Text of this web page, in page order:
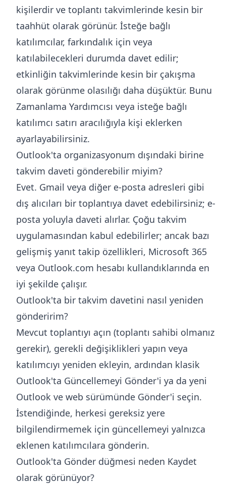
kişilerdir ve toplantı takvimlerinde kesin bir
taahhüt olarak görünür. İsteğe bağlı
katılımcılar, farkındalık için veya
katılabilecekleri durumda davet edilir;
etkinliğin takvimlerinde kesin bir çakışma
olarak görünme olasılığı daha düşüktür. Bunu
Zamanlama Yardımcısı veya isteğe bağlı
katılımcı satırı aracılığıyla kişi eklerken
ayarlayabilirsiniz.
Outlook'ta organizasyonum dışındaki birine
takvim daveti gönderebilir miyim?
Evet. Gmail veya diğer e-posta adresleri gibi
dış alıcıları bir toplantıya davet edebilirsiniz; e-
posta yoluyla daveti alırlar. Çoğu takvim
uygulamasından kabul edebilirler; ancak bazı
gelişmiş yanıt takip özellikleri, Microsoft 365
veya Outlook.com hesabı kullandıklarında en
iyi şekilde çalışır.
Outlook'ta bir takvim davetini nasıl yeniden
gönderirim?
Mevcut toplantıyı açın (toplantı sahibi olmanız
gerekir), gerekli değişiklikleri yapın veya
katılımcıyı yeniden ekleyin, ardından klasik
Outlook'ta Güncellemeyi Gönder'i ya da yeni
Outlook ve web sürümünde Gönder'i seçin.
İstendiğinde, herkesi gereksiz yere
bilgilendirmemek için güncellemeyi yalnızca
eklenen katılımcılara gönderin.
Outlook'ta Gönder düğmesi neden Kaydet
olarak görünüyor?